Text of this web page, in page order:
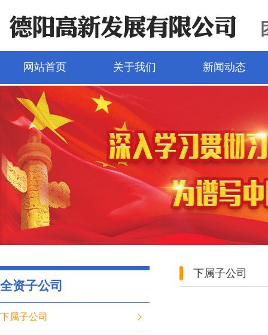
网站首页 关于我们 新闻动态
全资子公司
下属子公司
下属子公司